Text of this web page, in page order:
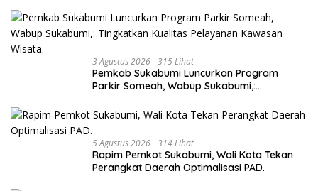
3 Agustus 2026 315 Lihat
Pemkab Sukabumi Luncurkan Program
Parkir Someah, Wabup Sukabumi,:
Wisata.
5 Agustus 2026 314 Lihat
Rapim Pemkot Sukabumi, Wali Kota Tekan
Perangkat Daerah Optimalisasi PAD.